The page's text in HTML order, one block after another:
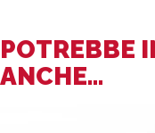
POTREBBE
ANCHE...